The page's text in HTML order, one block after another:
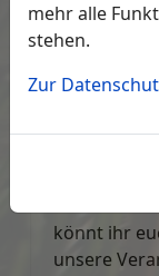
Auf den
wir euch
bringen
Zudem
könnt ihr
unsere
mehr alle
stehen.
Zur